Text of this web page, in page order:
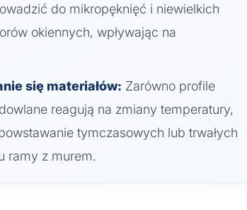
do mikropęknięć i niewielkich
okiennych, wpływając na
się materiałów: Zarówno profile
reagują na zmiany temperatury,
tymczasowych lub trwałych
ramy z murem.